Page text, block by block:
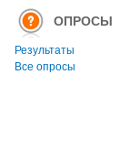
ОПРОСЫ
Результаты
Все опросы